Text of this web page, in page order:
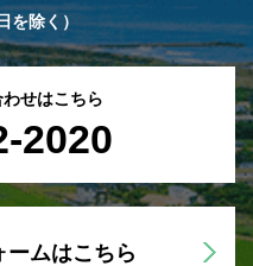
を除く）
せはこちら
2020
ームはこちら